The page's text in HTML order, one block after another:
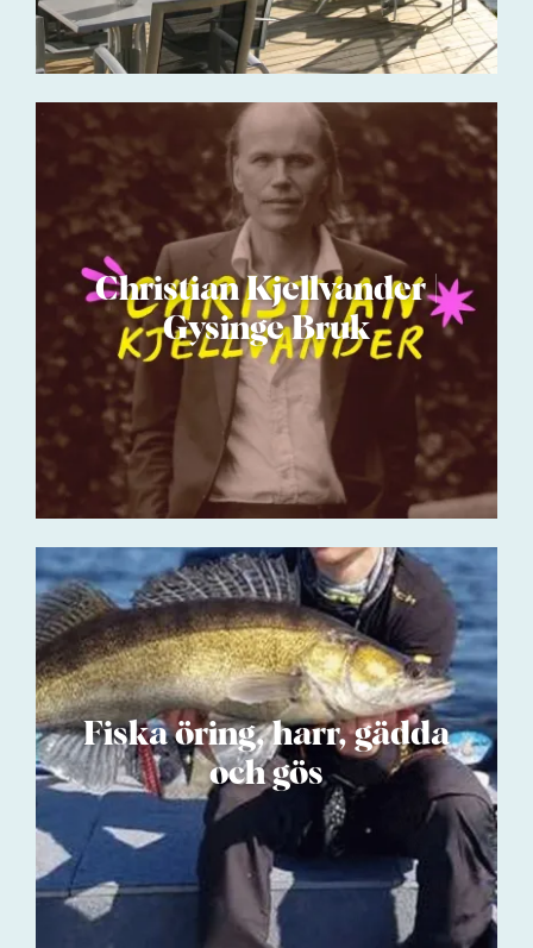
Christian Kjellvander |
Gysinge Bruk
350 SEK
Fiska öring, harr, gädda
och gös